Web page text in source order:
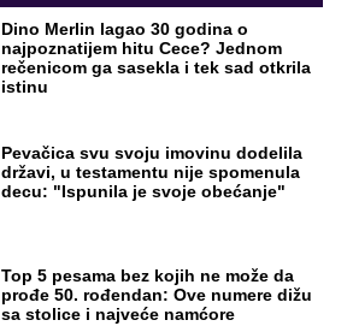
Dino Merlin lagao 30 godina o
najpoznatijem hitu Cece? Jednom
rečenicom ga sasekla i tek sad otkrila
istinu
Pevačica svu svoju imovinu dodelila
državi, u testamentu nije spomenula
decu: "Ispunila je svoje obećanje"
Top 5 pesama bez kojih ne može da
prođe 50. rođendan: Ove numere dižu
sa stolice i najveće namćore